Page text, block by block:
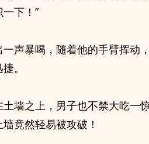
下！”
声暴喝，随着他的手臂挥动
。
墙之上，男子也不禁大吃一
竟然轻易被攻破！